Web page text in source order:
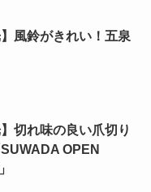
】風鈴がきれい！五泉
】切れ味の良い爪切り
OPEN